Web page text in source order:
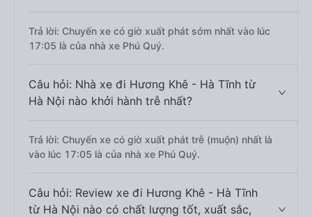
Trả lời: Chuyến xe có giờ xuất phát sớm nhất vào lúc
17:05 là của nhà xe Phú Quý.
Câu hỏi: Nhà xe đi Hương Khê - Hà Tĩnh từ
Hà Nội nào khởi hành trễ nhất?
Trả lời: Chuyến xe có giờ xuất phát trễ (muộn) nhất là
vào lúc 17:05 là của nhà xe Phú Quý.
Câu hỏi: Review xe đi Hương Khê - Hà Tĩnh
từ Hà Nội nào có chất lượng tốt, xuất sắc,